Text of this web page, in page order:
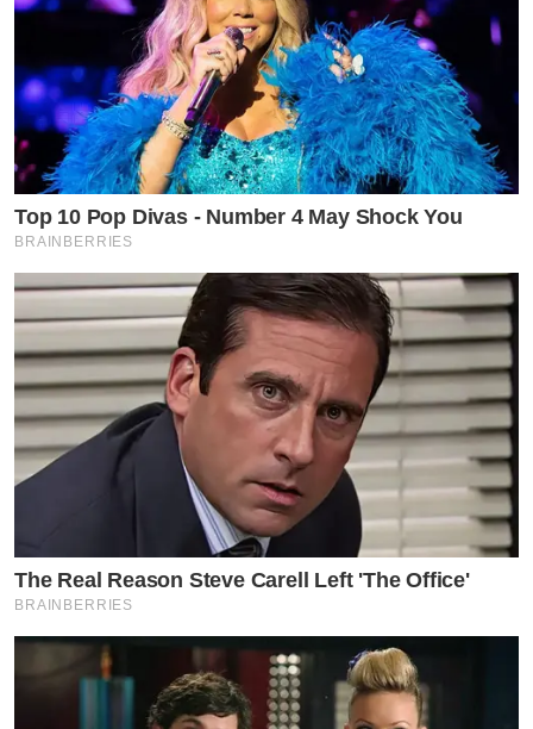
Top 10 Pop Divas - Number 4 May Shock You
BRAINBERRIES
The Real Reason Steve Carell Left 'The Office'
BRAINBERRIES